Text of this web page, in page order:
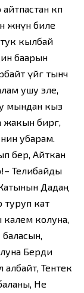
көп
жөнүн биле
кылбай
баарын
үйгө тынч
ушу эле,
мындан кыз
бирөөгө,
убарам.
бер, Айткан
Телибайды
Дадаң
туруп кат
калем колуна,
Берди
Тентек
Не